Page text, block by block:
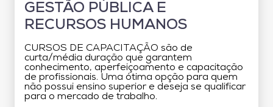
GESTÃO PÚBLICA E
RECURSOS HUMANOS
CURSOS DE CAPACITAÇÃO são de
curta/média duração que garantem
conhecimento, aperfeiçoamento e capacitação
de profissionais. Uma ótima opção para quem
não possui ensino superior e deseja se qualificar
para o mercado de trabalho.